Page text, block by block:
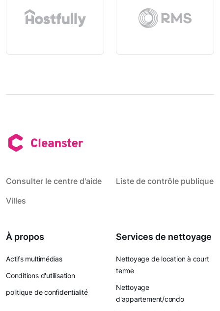
Consulter le centre d'aide
Liste de contrôle publique
Villes
À propos
Actifs multimédias
Conditions d'utilisation
politique de confidentialité
Services de nettoyage
Nettoyage de location à court
terme
Nettoyage
d'appartement/condo